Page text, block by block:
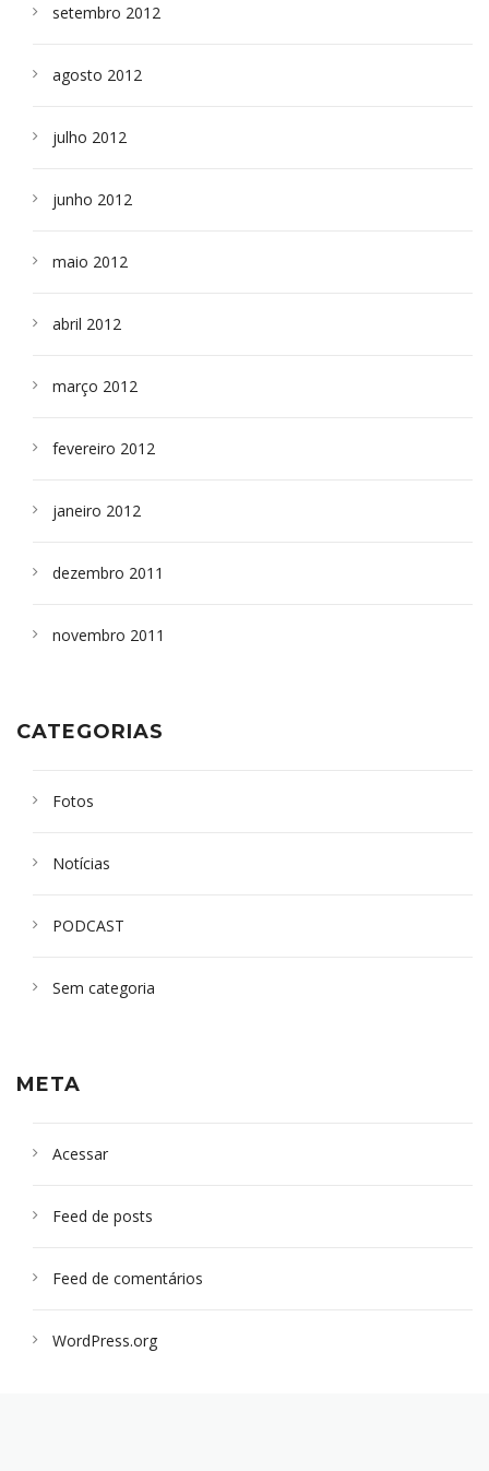
setembro 2012
agosto 2012
julho 2012
junho 2012
maio 2012
abril 2012
março 2012
fevereiro 2012
janeiro 2012
dezembro 2011
novembro 2011
CATEGORIAS
Fotos
Notícias
PODCAST
Sem categoria
META
Acessar
Feed de posts
Feed de comentários
WordPress.org